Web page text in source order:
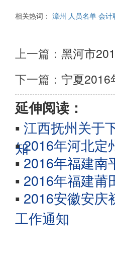
相关热词： 漳州 人员名单 会计
上一篇： 黑河市
下一篇： 宁夏2016
延伸阅读：
▪ 江西抚州关于
知
▪2016年河北定
▪ 2016年福建南
▪ 2016年福建莆
▪ 2016安徽安庆
工作通知